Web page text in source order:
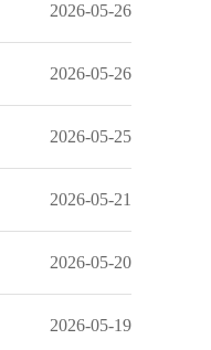
2026-05-26
2026-05-26
2026-05-25
2026-05-21
2026-05-20
2026-05-19